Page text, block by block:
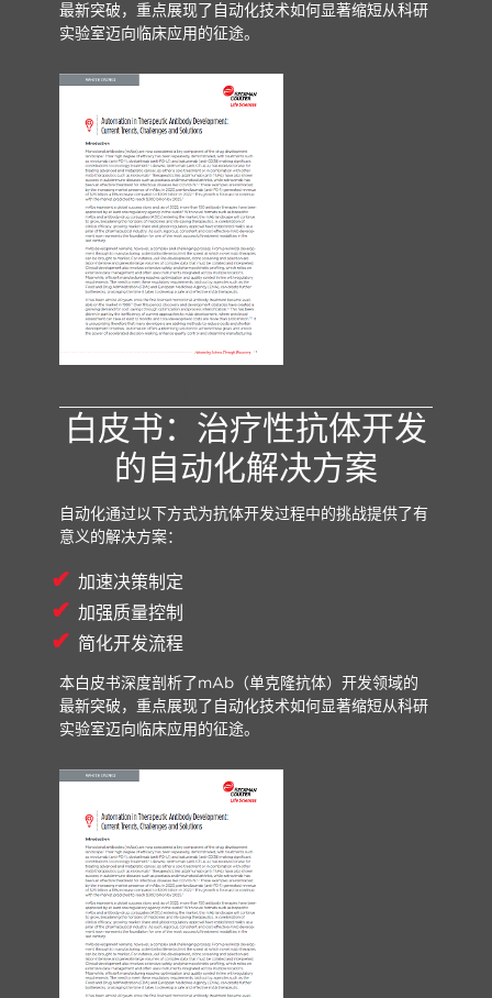
最新突破，重点展现了自动化技术如何显著缩短从科研
实验室迈向临床应用的征途。
白皮书：治疗性抗体开发
的自动化解决方案
自动化通过以下方式为抗体开发过程中的挑战提供了有
意义的解决方案：
加速决策制定
加强质量控制
简化开发流程
本白皮书深度剖析了mAb（单克隆抗体）开发领域的
最新突破，重点展现了自动化技术如何显著缩短从科研
实验室迈向临床应用的征途。